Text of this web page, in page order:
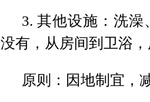
3. 其他设施：洗
没有，从房间到卫浴
原则：因地制宜，